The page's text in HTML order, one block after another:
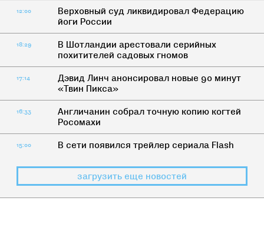
12:00
Верховный суд ликвидировал Федерацию
йоги России
18:29
В Шотландии арестовали серийных
похитителей садовых гномов
17:14
Дэвид Линч анонсировал новые 90 минут
«Твин Пикса»
16:33
Англичанин собрал точную копию когтей
Росомахи
15:00 В сети появился трейлер сериала Flash
загрузить еще новостей